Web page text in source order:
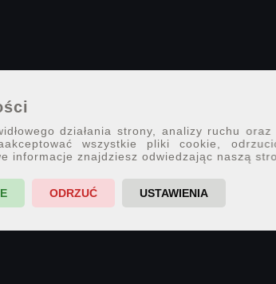
działania strony, analizy ruchu
wszystkie pliki cookie,
informacje znajdziesz odwiedzając naszą
ODRZUĆ USTAWIENIA